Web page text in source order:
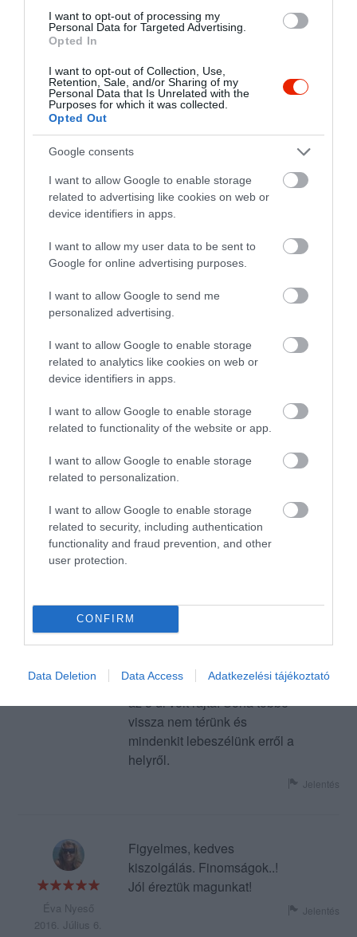
I want to opt-out of processing my
Personal Data for Targeted Advertising.
Opted In
I want to opt-out of Collection, Use,
Retention, Sale, and/or Sharing of my
Personal Data that Is Unrelated with the
Purposes for which it was collected.
Opted Out
Google consents
I want to allow Google to enable storage
related to advertising like cookies on web or
device identifiers in apps.
I want to allow my user data to be sent to
Google for online advertising purposes.
I want to allow Google to send me
personalized advertising.
I want to allow Google to enable storage
related to analytics like cookies on web or
device identifiers in apps.
I want to allow Google to enable storage
related to functionality of the website or app.
I want to allow Google to enable storage
related to personalization.
I want to allow Google to enable storage
related to security, including authentication
functionality and fraud prevention, and other
user protection.
CONFIRM
Data Deletion Data Access Adatkezelési tájékoztató
Összesen 3
Kovács Edit
2021. Július 25.
Családi ünnep helyszínèül
hangulat,az ètelek,a
kedvessèg kifogástalan.
Viszont az egyèbkènt
meglepetèsnek induló
szervezèst szinte rögtön
vendègeket a szervezők finom
jelzèse ellenère többször
kellemetlen helyzetbe hozva.
A csodás táj, finom ètelek
(rendelès-kiszolgálás) èttermi
szituációtól eltèrő elkèpzelès
esetèn nem.
Jelentés
Veres Anikó
2017. Június 5.
Még sosem távoztunk
Rendeltünk két kétszemélyes
tálat. Kihozták egyet. Azt
gondoltuk félreértés történt és
kettő ára szerepelt. Teljesen
arra mentek hogy az ember
pénzét elvegyék. Rendeltünk
kihozták 5 dl-t, számlán persze
az 5 dl volt rajta. Soha többé
vissza nem térünk és
mindenkit lebeszélünk erről a
helyről.
Jelentés
Éva Nyeső
2016. Július 6.
Figyelmes, kedves
kiszolgálás. Finomságok..!
Jól éreztük magunkat!
Jelentés